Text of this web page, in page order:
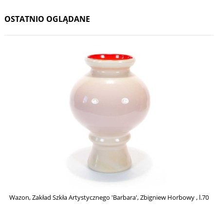
OSTATNIO OGLĄDANE
Wazon, Zakład Szkła Artystycznego 'Barbara', Zbigniew Horbowy , l.70